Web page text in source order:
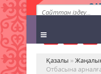
Қазалы »
Отбасына